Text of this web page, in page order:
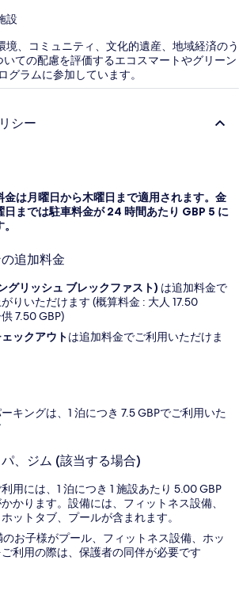
設
境、コミュニティ、文化的遺産、地域経済のう
いての配慮を評価するエコスマートやグリーン
グラムに参加しています。
シー
金は月曜日から木曜日まで適用されます。金
日までは駐車料金が 24 時間あたり GBP 5 に
追加料金
グリッシュ ブレックファスト) は追加料金で
りいただけます (概算料金 : 大人 17.50
7.50 GBP)
ックアウトは追加料金でご利用いただけま
キングは、1 泊につき 7.5 GBPでご利用いた
、ジム (該当する場合)
用には、1 泊につき 1 施設あたり 5.00 GBP
かります。設備には、フィットネス設備、
ットタブ、プールが含まれます。
のお子様がプール、フィットネス設備、ホッ
ご利用の際は、保護者の同伴が必要です